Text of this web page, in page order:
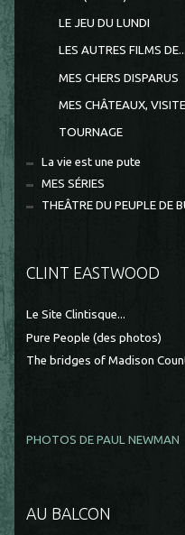
LE JEU DU LUNDI
LES AUTRES FILMS DE...
MES CHERS DISPARUS
MES CHÂTEAUX,
TOURNAGE
La vie est une pute
MES SÉRIES
THEÂTRE DU PEUPLE DE
CLINT EASTWOOD
Le Site Clintisque...
Pure People (des photos)
The bridges of Madison
PHOTOS DE PAUL NEWMAN
AU BALCON